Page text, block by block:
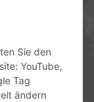
Sie den
YouTube,
Tag
ändern